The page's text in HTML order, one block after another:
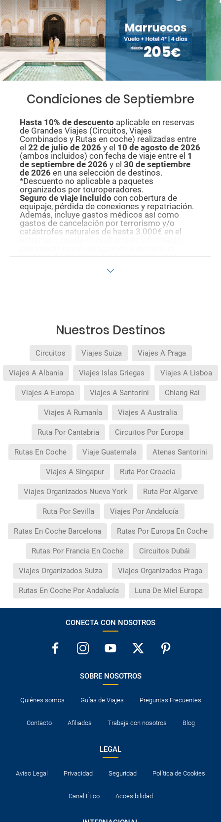
Condiciones de Septiembre
Hasta 10% de descuento aplicable en reservas
de Grandes Viajes (Circuitos, Viajes
Combinados y Rutas en coche) realizadas entre
el 22 de julio de 2026 y el 10 de agosto de 2026
(ambos incluidos) con fecha de viaje entre el 1
de septiembre de 2026 y el 30 de septiembre
de 2026 en una selección de destinos.
*Descuento no aplicable a paquetes
organizados por touroperadores.
Seguro de viaje incluido con cobertura de
equipaje, pérdida de conexiones y repatriación.
Además, incluye gastos médicos así como
gastos de cancelación por terrorismo y/o
catástrofes naturales de hasta 3.000€ en el
si quiere reforzar esta asistencia tiene que
Nuestros Destinos
Circuitos Viajes Suiza Viajes A Praga
Viajes A Albania Viajes Islas Griegas Viajes A Lisboa
Viajes A Europa Viajes A Santorini Chiang Rai
Viajes A Rumanía Viajes A Australia
Ruta Por Cantabria Circuitos Por Europa
Rutas En Coche Viaje Guatemala Atenas Santorini
Viajes A Singapur Ruta Por Croacia
Viajes Organizados Nueva York Ruta Por Algarve
Ruta Por Sevilla Viajes Por Andalucía
Rutas En Coche Barcelona Rutas Por Europa En Coche
Rutas Por Francia En Coche Circuitos Dubái
Viajes Organizados Suiza Viajes Organizados Praga
Rutas En Coche Por Andalucía Luna De Miel Europa
CONECTA CON NOSOTROS
SOBRE NOSOTROS
Quiénes somos Guías de Viajes Preguntas Frecuentes
Contacto Afiliados Trabaja con nosotros Blog
LEGAL
Aviso Legal Privacidad Seguridad Política de Cookies
Canal Ético Accesibilidad